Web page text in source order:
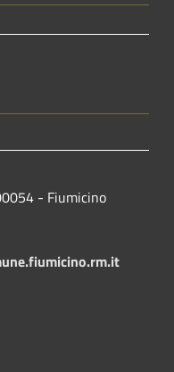
- Fiumicino